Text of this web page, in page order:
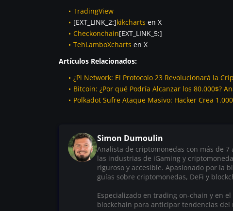
TradingView
[EXT_LINK_2:]kikcharts en X
Checkonchain[EXT_LINK_5:]
TehLamboXcharts en X
Artículos Relacionados:
¿Pi Network: El Protocolo 23 Revolucionará la
Bitcoin: ¿Por qué Podría Alcanzar los 80.000$?
Polkadot Sufre Ataque Masivo: Hacker Crea
Simon Dumoulin
Analista de criptomonedas con más de
las industrias de iGaming y
riguroso y accesible. Apasionado por la
guías sobre criptomonedas, DeFi y
Especializado en trading on-chain y en
blockchain para anticipar tendencias